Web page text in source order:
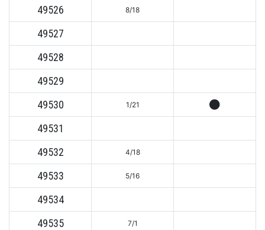
49526 8/18
49527
49528
49529
49530
1/21
49531
49532
4/18
49533 5/16
49534
49535
7/1